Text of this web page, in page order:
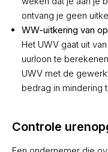
ontvang je geen
WW-uitkering van op
Het UWV gaat uit
uurloon te
UWV met de
bedrag in mindering
Controle